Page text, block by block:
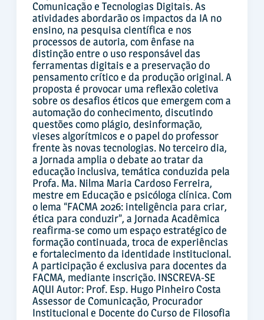
Comunicação e Tecnologias Digitais. As
atividades abordarão os impactos da IA no
ensino, na pesquisa científica e nos
processos de autoria, com ênfase na
distinção entre o uso responsável das
ferramentas digitais e a preservação do
pensamento crítico e da produção original. A
proposta é provocar uma reflexão coletiva
sobre os desafios éticos que emergem com a
automação do conhecimento, discutindo
questões como plágio, desinformação,
vieses algorítmicos e o papel do professor
frente às novas tecnologias. No terceiro dia,
a Jornada amplia o debate ao tratar da
educação inclusiva, temática conduzida pela
Profa. Ma. Nilma Maria Cardoso Ferreira,
mestre em Educação e psicóloga clínica. Com
o lema “FACMA 2026: inteligência para criar,
ética para conduzir”, a Jornada Acadêmica
reafirma-se como um espaço estratégico de
formação continuada, troca de experiências
e fortalecimento da identidade institucional.
A participação é exclusiva para docentes da
FACMA, mediante inscrição. INSCREVA-SE
AQUI Autor: Prof. Esp. Hugo Pinheiro Costa
Assessor de Comunicação, Procurador
Institucional e Docente do Curso de Filosofia